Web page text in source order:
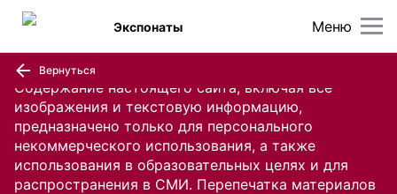
Содержание настоящего сайта, включая все
изображения и текстовую информацию,
предназначено только для персонального
некоммерческого использования, а также
использования в образовательных целях и для
распространения в СМИ. Перепечатка материалов
Меню
Экспонаты
Вернуться